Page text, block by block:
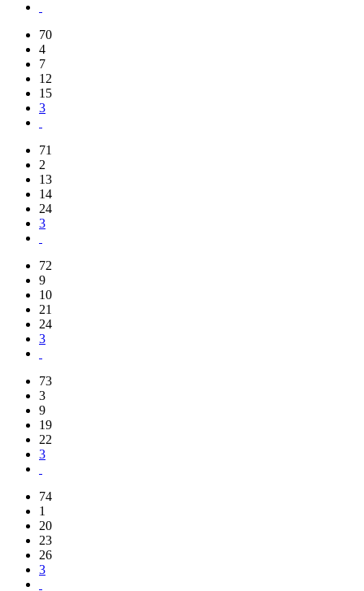
70
4
7
12
15
3
71
2
13
14
24
3
72
9
10
21
24
3
73
3
9
19
22
3
74
1
20
23
26
3